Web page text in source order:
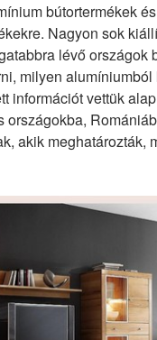
bútortermékek
Nagyon sok
lévő
milyen
információt vettük
országokba,
akik